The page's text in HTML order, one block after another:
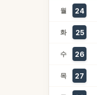
월 24
화 25
수 26
목 27